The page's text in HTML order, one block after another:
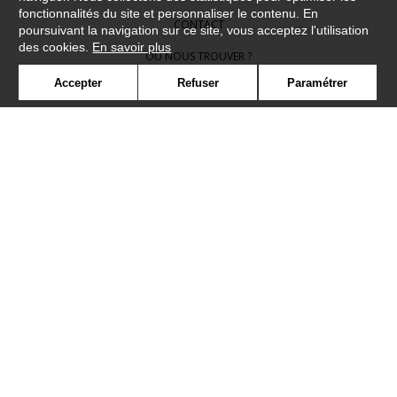
CONTACT
OÙ NOUS TROUVER ?
CONTRACT
fonctionnalités du site et personnaliser le contenu. En
poursuivant la navigation sur ce site, vous acceptez l'utilisation
des cookies. En savoir plus
Accepter Refuser Paramétrer